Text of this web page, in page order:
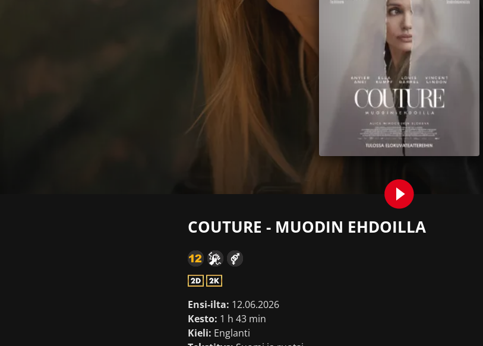
COUTURE - MUODIN EHDOILLA
Ensi-ilta: 12.06.2026
Kesto: 1 h 43 min
Kieli: Englanti